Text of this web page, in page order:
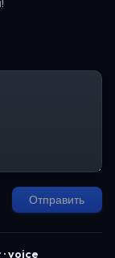
Отправить
voice